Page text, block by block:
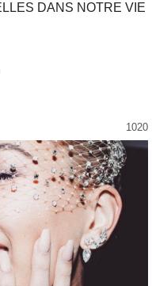
DANS NOTRE VIE
1020